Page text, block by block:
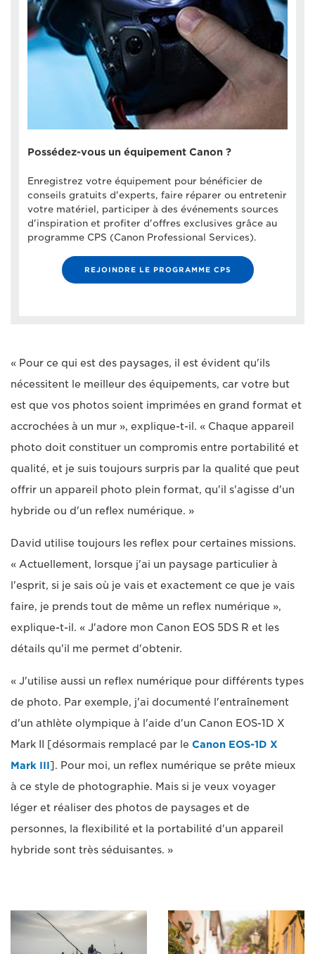
Possédez-vous un équipement Canon ?
Enregistrez votre équipement pour bénéficier de
conseils gratuits d'experts, faire réparer ou entretenir
votre matériel, participer à des événements sources
d'inspiration et profiter d'offres exclusives grâce au
programme CPS (Canon Professional Services).
REJOINDRE LE PROGRAMME CPS
« Pour ce qui est des paysages, il est évident qu'ils
nécessitent le meilleur des équipements, car votre but
est que vos photos soient imprimées en grand format et
accrochées à un mur », explique-t-il. « Chaque appareil
photo doit constituer un compromis entre portabilité et
qualité, et je suis toujours surpris par la qualité que peut
offrir un appareil photo plein format, qu'il s'agisse d'un
hybride ou d'un reflex numérique. »
David utilise toujours les reflex pour certaines missions.
« Actuellement, lorsque j'ai un paysage particulier à
l'esprit, si je sais où je vais et exactement ce que je vais
faire, je prends tout de même un reflex numérique »,
explique-t-il. « J'adore mon Canon EOS 5DS R et les
détails qu'il me permet d'obtenir.
« J'utilise aussi un reflex numérique pour différents types
de photo. Par exemple, j'ai documenté l'entraînement
d'un athlète olympique à l'aide d'un Canon EOS-1D X
Mark II [désormais remplacé par le Canon EOS-1D X
Mark III]. Pour moi, un reflex numérique se prête mieux
à ce style de photographie. Mais si je veux voyager
léger et réaliser des photos de paysages et de
personnes, la flexibilité et la portabilité d'un appareil
hybride sont très séduisantes. »